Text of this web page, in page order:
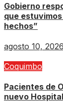
Gobierno
que
hechos”
agosto 10, 2026
Coquimbo
Pacientes de
nuevo